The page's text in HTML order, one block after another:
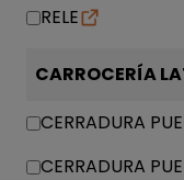
RELE
CARROCERÍA
CERRADURA
CERRADURA